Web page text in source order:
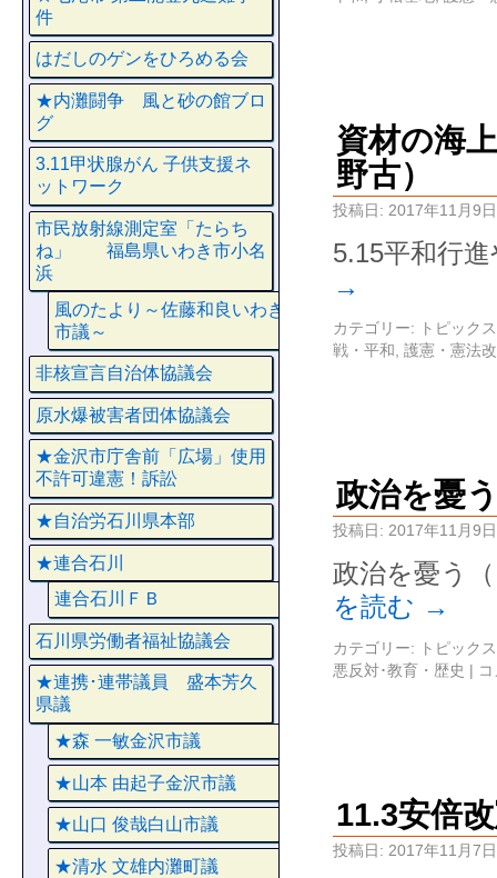
資材の海
野古）
投稿日: 2017年11月9日
5.15平和行
→
カテゴリー:
トピックス
戦・平和 護憲・憲法
政治を憂
投稿日: 2017年11月9日
政治を憂う
を読む →
カテゴリー:
トピックス
悪反対･教育・歴史 |
11.3安倍
投稿日: 2017年11月7日
件
はだしのゲンをひろめる会
★内灘闘争 風と砂の館ブロ
グ
3.11甲状腺がん 子供支援ネ
ットワーク
市民放射線測定室「たらち
ね」 福島県いわき市小名
浜
風のたより～佐藤和良いわき
市議～
非核宣言自治体協議会
原水爆被害者団体協議会
★金沢市庁舎前「広場」使用
不許可違憲！訴訟
★自治労石川県本部
★連合石川
連合石川ＦＢ
石川県労働者福祉協議会
★連携･連帯議員 盛本芳久
県議
★森 一敏金沢市議
★山本 由起子金沢市議
★山口 俊哉白山市議
★清水 文雄内灘町議